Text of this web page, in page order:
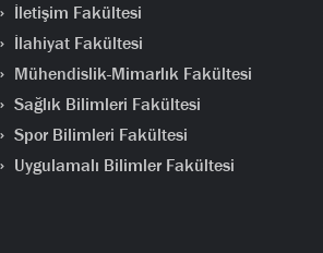
İletişim Fakültesi
İlahiyat Fakültesi
Mühendislik-Mimarlık Fakültesi
Sağlık Bilimleri Fakültesi
Spor Bilimleri Fakültesi
Uygulamalı Bilimler Fakültesi